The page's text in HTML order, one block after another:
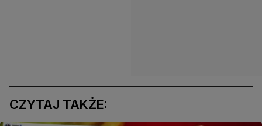
CZYTAJ TAKŻE: